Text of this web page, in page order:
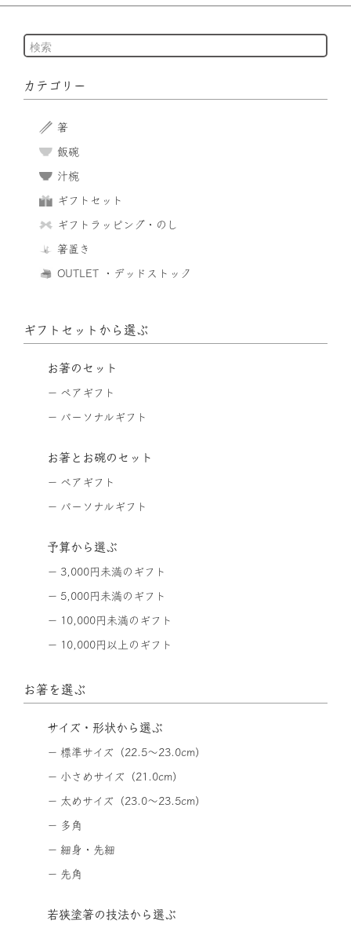
カテゴリー
箸
飯碗
汁椀
ギフトセット
ギフトラッピング・のし
箸置き
OUTLET ・デッドストック
ギフトセットから選ぶ
お箸のセット
ペアギフト
パーソナルギフト
お箸とお碗のセット
ペアギフト
パーソナルギフト
予算から選ぶ
3,000円未満のギフト
5,000円未満のギフト
10,000円未満のギフト
10,000円以上のギフト
お箸を選ぶ
サイズ・形状から選ぶ
標準サイズ（22.5〜23.0cm）
小さめサイズ（21.0cm）
太めサイズ（23.0〜23.5cm）
多角
細身・先細
先角
若狭塗箸の技法から選ぶ